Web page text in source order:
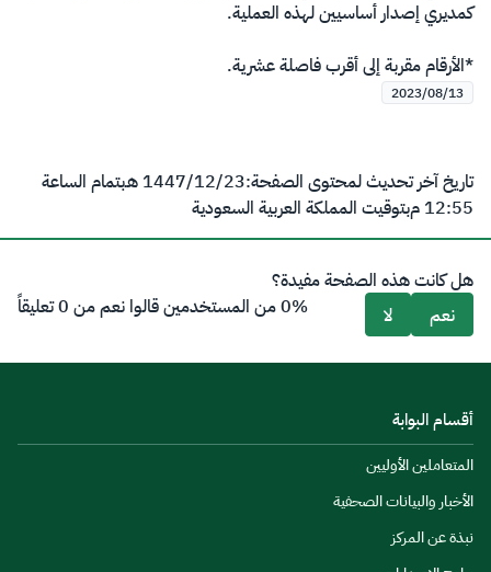
كمديري إصدار أساسيين لهذه العملية.
*الأرقام مقربة إلى أقرب فاصلة عشرية.​
2023/08/13
تاريخ آخر تحديث لمحتوى الصفحة:23‏/12‏/1447 هـ
بتمام الساعة
12:55 م
بتوقيت المملكة العربية السعودية
هل كانت هذه الصفحة مفيدة؟
نعم
لا 0% من المستخدمين قالوا نعم من 0 تعليقاً
أقسام البوابة
المتعاملين الأوليين
الأخبار والبيانات الصحفية
نبذة عن المركز